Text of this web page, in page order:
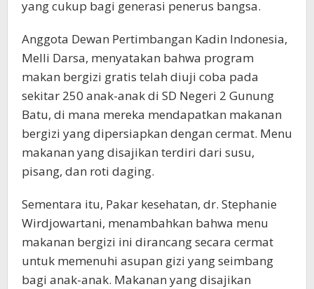
yang cukup bagi generasi penerus bangsa.
Anggota Dewan Pertimbangan Kadin Indonesia,
Melli Darsa, menyatakan bahwa program
makan bergizi gratis telah diuji coba pada
sekitar 250 anak-anak di SD Negeri 2 Gunung
Batu, di mana mereka mendapatkan makanan
bergizi yang dipersiapkan dengan cermat. Menu
makanan yang disajikan terdiri dari susu,
pisang, dan roti daging.
Sementara itu, Pakar kesehatan, dr. Stephanie
Wirdjowartani, menambahkan bahwa menu
makanan bergizi ini dirancang secara cermat
untuk memenuhi asupan gizi yang seimbang
bagi anak-anak. Makanan yang disajikan